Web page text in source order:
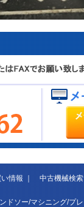
情報｜中古機械検索
ドソー/マシニング/プ